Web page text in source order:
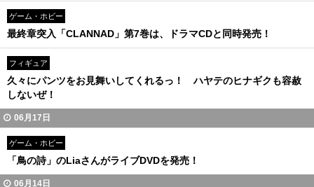
ゲーム・ホビー
最終章突入「CLANNAD」第7巻は、ドラマCDと同時発売！
フィギュア
久々にパンツをお見舞いしてくれるっ！ ハヤテのヒナギクも容赦
しないぜ！
06月17日
ゲーム・ホビー
「鳥の詩」のLiaさんがライブDVDを発売！
06月14日